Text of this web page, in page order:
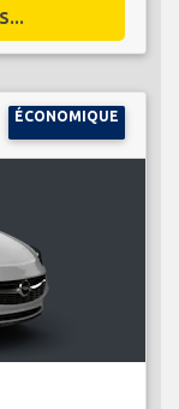
ÉCONOMIQUE